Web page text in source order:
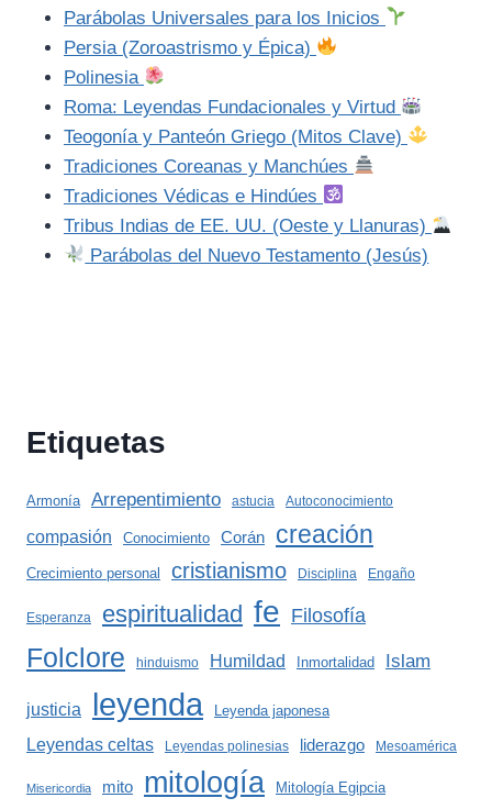
Parábolas Universales para los Inicios
Persia (Zoroastrismo y Épica)
Polinesia
Roma: Leyendas Fundacionales y Virtud
Teogonía y Panteón Griego (Mitos Clave)
Tradiciones Coreanas y Manchúes
Tradiciones Védicas e Hindúes
Tribus Indias de EE. UU. (Oeste y Llanuras)
Parábolas del Nuevo Testamento (Jesús)
Etiquetas
Armonía Arrepentimiento astucia Autoconocimiento
compasión Conocimiento Corán creación
Crecimiento personal cristianismo Disciplina Engaño
Esperanza espiritualidad fe Filosofía
Folclore hinduismo Humildad Inmortalidad Islam
justicia leyenda Leyenda japonesa
Leyendas celtas Leyendas polinesias liderazgo Mesoamérica
Misericordia mito mitología Mitología Egipcia